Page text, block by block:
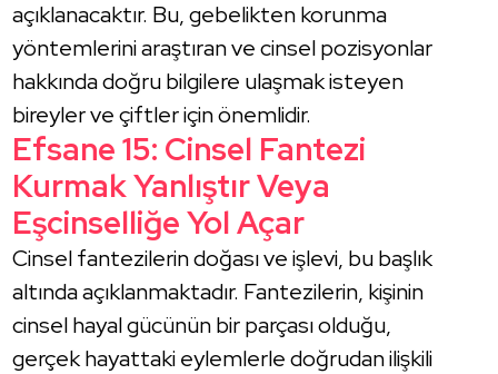
açıklanacaktır. Bu, gebelikten korunma
yöntemlerini araştıran ve cinsel pozisyonlar
hakkında doğru bilgilere ulaşmak isteyen
bireyler ve çiftler için önemlidir.
Efsane 15: Cinsel Fantezi
Kurmak Yanlıştır Veya
Eşcinselliğe Yol Açar
Cinsel fantezilerin doğası ve işlevi, bu başlık
altında açıklanmaktadır. Fantezilerin, kişinin
cinsel hayal gücünün bir parçası olduğu,
gerçek hayattaki eylemlerle doğrudan ilişkili